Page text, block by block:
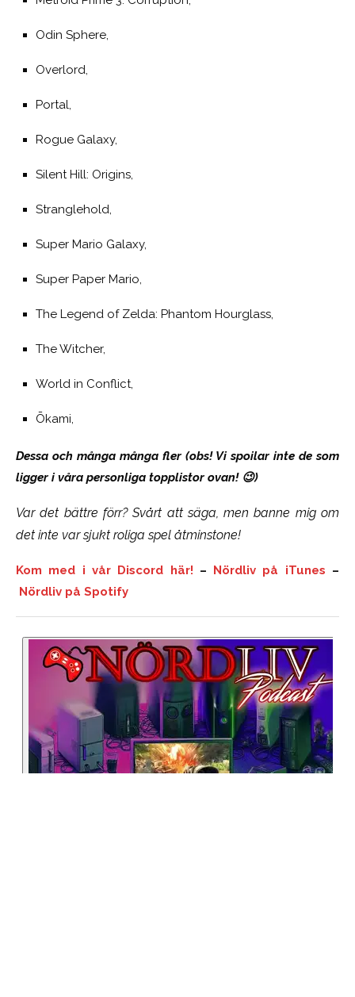
Odin Sphere,
Overlord,
Portal,
Rogue Galaxy,
Silent Hill: Origins,
Stranglehold,
Super Mario Galaxy,
Super Paper Mario,
The Legend of Zelda: Phantom Hourglass,
The Witcher,
World in Conflict,
Ōkami,
Dessa och många många fler (obs! Vi spoilar inte de som
ligger i våra personliga topplistor ovan! 😉)
Var det bättre förr? Svårt att säga, men banne mig om
det inte var sjukt roliga spel åtminstone!
Kom med i vår Discord här! – Nördliv på iTunes –
Nördliv på Spotify